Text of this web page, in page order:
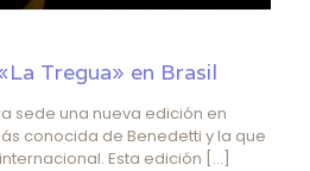
Tregua» en Brasil
sede una nueva edición en
conocida de Benedetti y la que
Esta edición […]